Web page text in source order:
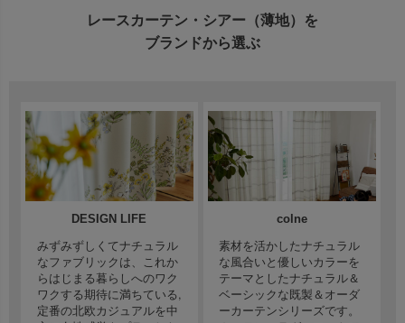
レースカーテン・シアー（薄地）を
ブランドから選ぶ
DESIGN LIFE
みずみずしくてナチュラル
なファブリックは、これか
らはじまる暮らしへのワク
ワクする期待に満ちている,
定番の北欧カジュアルを中
colne
素材を活かしたナチュラル
な風合いと優しいカラーを
テーマとしたナチュラル＆
ベーシックな既製＆オーダ
ーカーテンシリーズです。